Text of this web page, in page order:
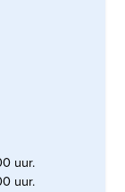
uur.
uur.